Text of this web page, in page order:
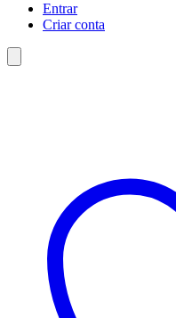
Entrar
Criar conta